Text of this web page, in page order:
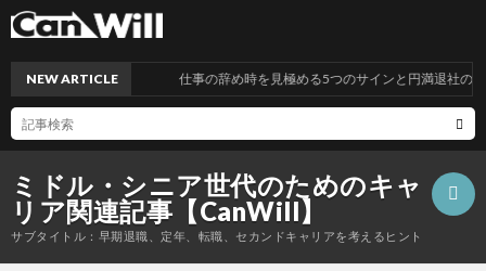
ミドル・シニア世代のためのキャ
リア関連記事【CanWill】
サブタイトル：早期退職、定年、転職、セカンドキャリアを考えるヒント
NEW ARTICLE 仕事の辞め時を見極める5つのサインと円満退社のポイ